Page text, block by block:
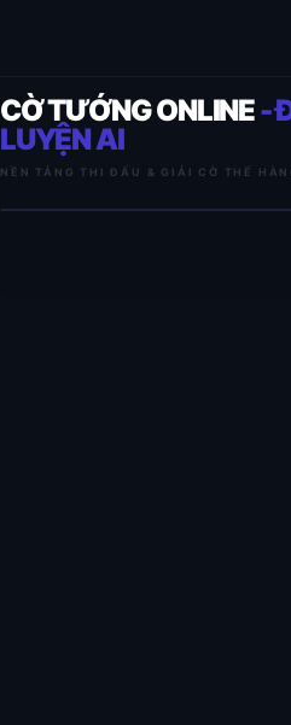
CỜ TƯỚNG ONLINE-
LUYỆN AI
NỀN TẢNG THI ĐẤU & GIẢI CỜ THẾ